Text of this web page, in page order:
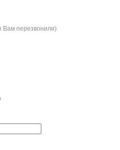
Вам перезвонили)